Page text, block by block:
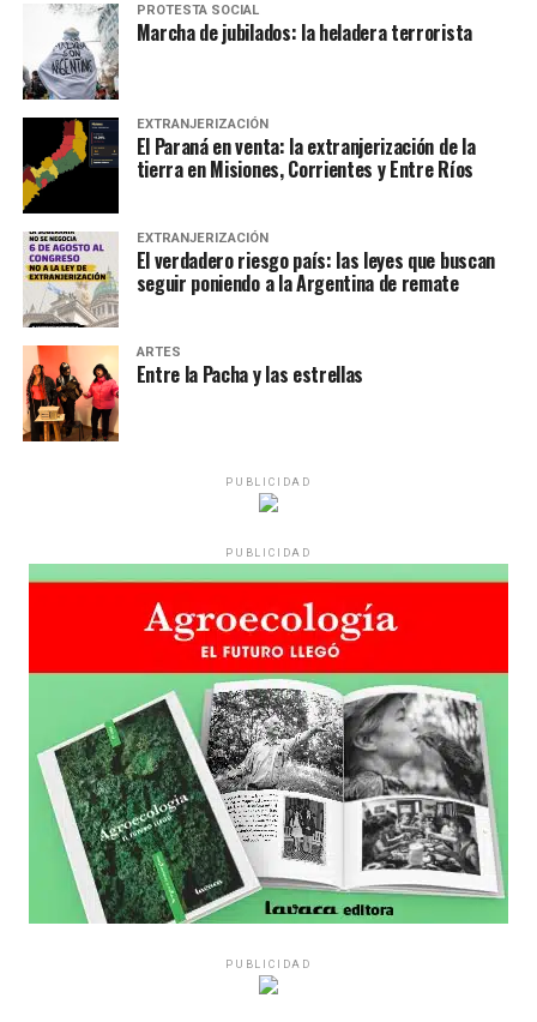
PROTESTA SOCIAL
Marcha de jubilados: la heladera terrorista
EXTRANJERIZACIÓN
El Paraná en venta: la extranjerización de la
tierra en Misiones, Corrientes y Entre Ríos
EXTRANJERIZACIÓN
El verdadero riesgo país: las leyes que buscan
seguir poniendo a la Argentina de remate
ARTES
Entre la Pacha y las estrellas
PUBLICIDAD
PUBLICIDAD
PUBLICIDAD